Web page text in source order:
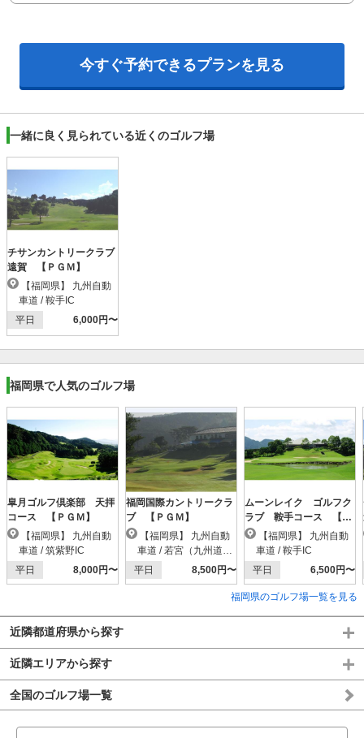
今すぐ予約できるプランを見る
一緒に良く見られている近くのゴルフ場
チサンカントリークラブ
遠賀 【ＰＧＭ】
車道 / 鞍手IC
平日
6,000円〜
福岡県で人気のゴルフ場
皐月ゴルフ倶楽部 天拝
コース 【ＰＧＭ】
車道 / 筑紫野IC
平日
8,000円〜
福岡国際カントリークラ
ブ 【ＰＧＭ】
車道 / 若宮（九州道）I
C
平日 8,500円〜
ムーンレイク ゴルフク
ラブ 鞍手コース 【Ｐ
ＧＭ】
車道 / 鞍手IC
平日
6,500円〜
福岡県のゴルフ場一覧を見る
近隣都道府県から探す
近隣エリアから探す
全国のゴルフ場一覧